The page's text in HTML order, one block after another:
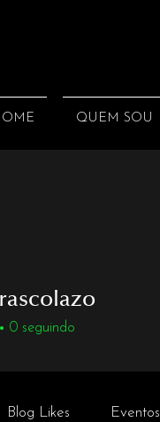
QUEM SOU
0 seguindo
Blog Likes Eventos